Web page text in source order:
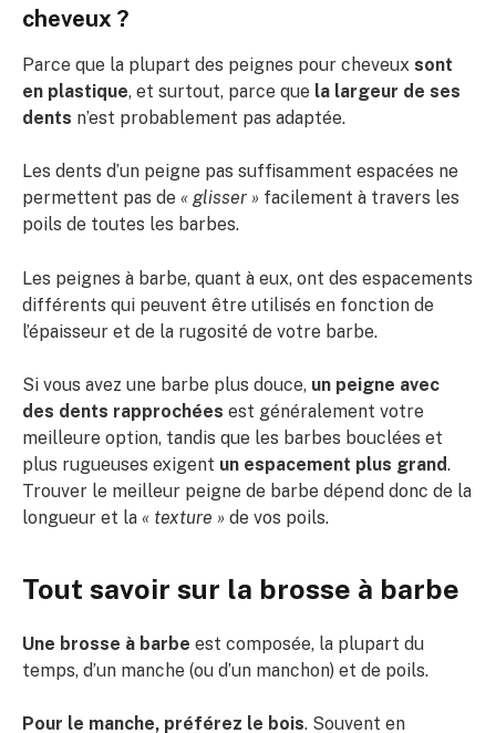
cheveux ?
Parce que la plupart des peignes pour cheveux sont
en plastique, et surtout, parce que la largeur de ses
dents n’est probablement pas adaptée.
Les dents d’un peigne pas suffisamment espacées ne
permettent pas de « glisser » facilement à travers les
poils de toutes les barbes.
Les peignes à barbe, quant à eux, ont des espacements
différents qui peuvent être utilisés en fonction de
l’épaisseur et de la rugosité de votre barbe.
Si vous avez une barbe plus douce, un peigne avec
des dents rapprochées est généralement votre
meilleure option, tandis que les barbes bouclées et
plus rugueuses exigent un espacement plus grand.
Trouver le meilleur peigne de barbe dépend donc de la
longueur et la « texture » de vos poils.
Tout savoir sur la brosse à barbe
Une brosse à barbe est composée, la plupart du
temps, d’un manche (ou d’un manchon) et de poils.
Pour le manche, préférez le bois. Souvent en